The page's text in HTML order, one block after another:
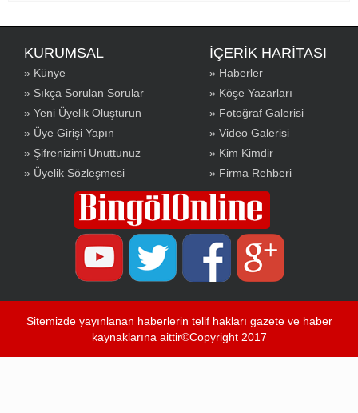
KURUMSAL
» Künye
» Sıkça Sorulan Sorular
» Yeni Üyelik Oluşturun
» Üye Girişi Yapın
» Şifrenizimi Unuttunuz
» Üyelik Sözleşmesi
İÇERİK HARİTASI
» Haberler
» Köşe Yazarları
» Fotoğraf Galerisi
» Video Galerisi
» Kim Kimdir
» Firma Rehberi
Sitemizde yayınlanan haberlerin telif hakları gazete ve haber
kaynaklarına aittir©Copyright 2017